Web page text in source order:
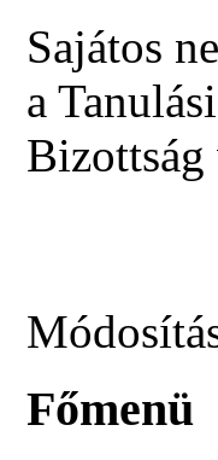
Sajátos
a
Bizottság
Főmenü